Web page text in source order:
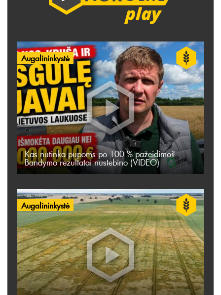
Augalininkystė
Kas nutinka pupoms po 100 % pažeidimo?
Bandymo rezultatai nustebino (VIDEO)
Augalininkystė